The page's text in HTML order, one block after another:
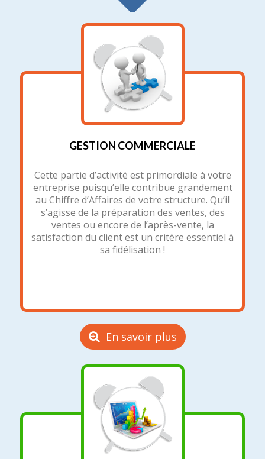
GESTION COMMERCIALE
Cette partie d’activité est primordiale à votre
entreprise puisqu’elle contribue grandement
au Chiffre d’Affaires de votre structure. Qu’il
s’agisse de la préparation des ventes, des
ventes ou encore de l’après-vente, la
satisfaction du client est un critère essentiel à
sa fidélisation !
En savoir plus